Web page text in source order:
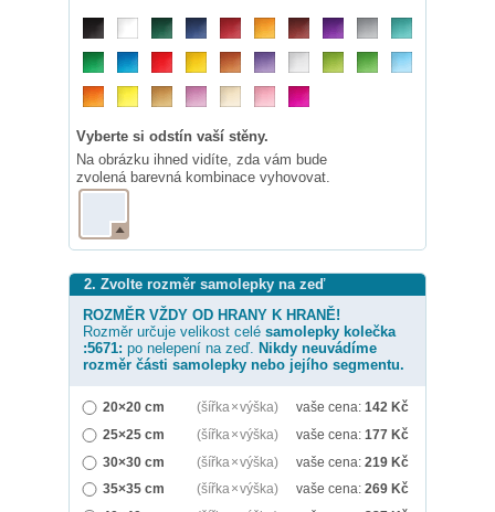
Vyberte si odstín vaší stěny.
Na obrázku ihned vidíte, zda vám bude
zvolená barevná kombinace vyhovovat.
2. Zvolte rozměr samolepky na zeď
ROZMĚR VŽDY OD HRANY K HRANĚ!
Rozměr určuje velikost celé samolepky kolečka
:5671: po nelepení na zeď. Nikdy neuvádíme
rozměr části samolepky nebo jejího segmentu.
20×20 cm (šířka × výška) vaše cena: 142 Kč
25×25 cm
(šířka × výška) vaše cena: 177 Kč
30×30 cm
(šířka × výška) vaše cena: 219 Kč
35×35 cm
(šířka × výška) vaše cena: 269 Kč